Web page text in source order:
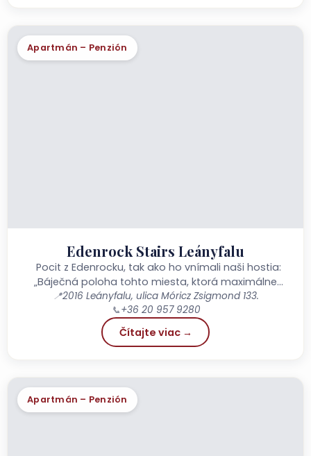
Apartmán – Penzión
Edenrock Stairs Leányfalu
Pocit z Edenrocku, tak ako ho vnímali naši hostia:
„Báječná poloha tohto miesta, ktorá maximálne
uspokojí aj náročné požiadavky gurmánov...
📍2016 Leányfalu, ulica Móricz Zsigmond 133.
📞+36 20 957 9280
Čítajte viac →
Apartmán – Penzión